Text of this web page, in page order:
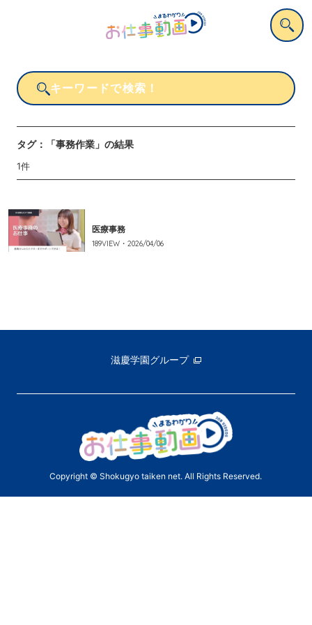
タグ： 「事務作業」 の結果
1件
医療事務
189VIEW・ 2026/04/06
滋慶学園グループ
Copyright © Shokugyo taiken net. All Rights Reserved.